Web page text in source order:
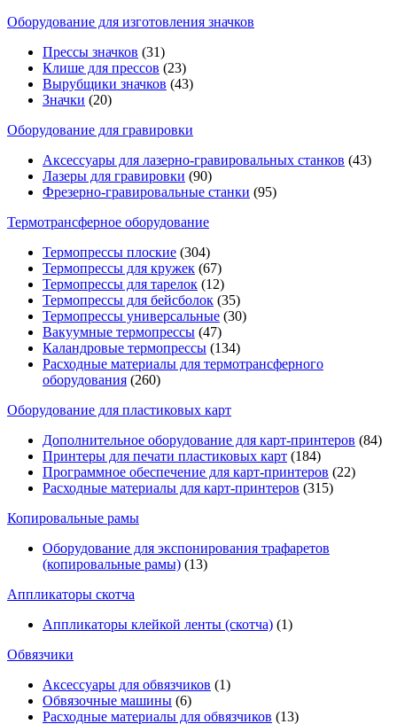
Оборудование для изготовления значков
Прессы значков (31)
Клише для прессов (23)
Вырубщики значков (43)
Значки (20)
Оборудование для гравировки
Аксессуары для лазерно-гравировальных станков (43)
Лазеры для гравировки (90)
Фрезерно-гравировальные станки (95)
Термотрансферное оборудование
Термопрессы плоские (304)
Термопрессы для кружек (67)
Термопрессы для тарелок (12)
Термопрессы для бейсболок (35)
Термопрессы универсальные (30)
Вакуумные термопрессы (47)
Каландровые термопрессы (134)
Расходные материалы для термотрансферного
оборудования (260)
Оборудование для пластиковых карт
Дополнительное оборудование для карт-принтеров (84)
Принтеры для печати пластиковых карт (184)
Программное обеспечение для карт-принтеров (22)
Расходные материалы для карт-принтеров (315)
Копировальные рамы
Оборудование для экспонирования трафаретов
(копировальные рамы) (13)
Аппликаторы скотча
Аппликаторы клейкой ленты (скотча) (1)
Обвязчики
Аксессуары для обвязчиков (1)
Обвязочные машины (6)
Расходные материалы для обвязчиков (13)